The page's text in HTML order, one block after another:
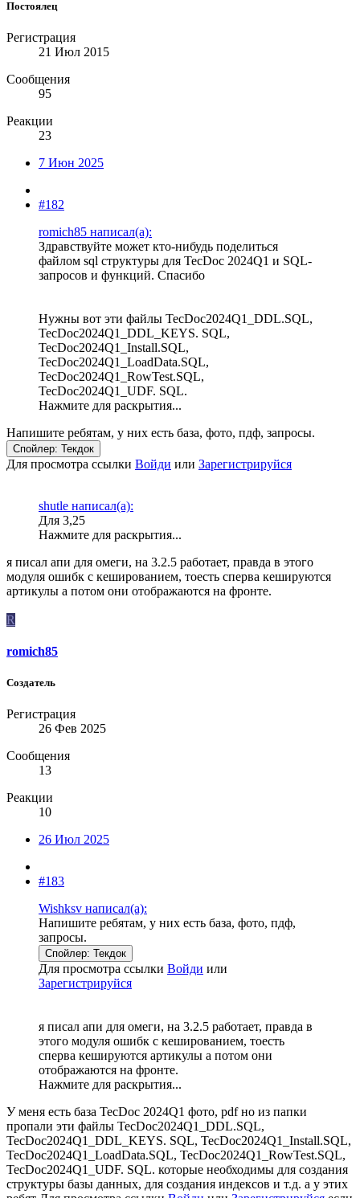
Постоялец
Регистрация
21 Июл 2015
Сообщения
95
Реакции
23
7 Июн 2025
#182
romich85 написал(а):
Здравствуйте может кто-нибудь поделиться
файлом sql структуры для TecDoc 2024Q1 и SQL-
запросов и функций. Спасибо
Нужны вот эти файлы TecDoc2024Q1_DDL.SQL,
TecDoc2024Q1_DDL_KEYS. SQL,
TecDoc2024Q1_Install.SQL,
TecDoc2024Q1_LoadData.SQL,
TecDoc2024Q1_RowTest.SQL,
TecDoc2024Q1_UDF. SQL.
Нажмите для раскрытия...
Напишите ребятам, у них есть база, фото, пдф, запросы.
Спойлер: Текдок
Для просмотра ссылки Войди или Зарегистрируйся
shutle написал(а):
Для 3,25
Нажмите для раскрытия...
я писал апи для омеги, на 3.2.5 работает, правда в этого
модуля ошибк с кешированием, тоесть сперва кешируются
артикулы а потом они отображаются на фронте.
R
romich85
Создатель
Регистрация
26 Фев 2025
Сообщения
13
Реакции
10
26 Июл 2025
#183
Wishksv написал(а):
Напишите ребятам, у них есть база, фото, пдф,
запросы.
Спойлер: Текдок
Для просмотра ссылки Войди или
Зарегистрируйся
я писал апи для омеги, на 3.2.5 работает, правда в
этого модуля ошибк с кешированием, тоесть
сперва кешируются артикулы а потом они
отображаются на фронте.
Нажмите для раскрытия...
У меня есть база TecDoc 2024Q1 фото, pdf но из папки
пропали эти файлы TecDoc2024Q1_DDL.SQL,
TecDoc2024Q1_DDL_KEYS. SQL, TecDoc2024Q1_Install.SQL,
TecDoc2024Q1_LoadData.SQL, TecDoc2024Q1_RowTest.SQL,
TecDoc2024Q1_UDF. SQL. которые необходимы для создания
структуры базы данных, для создания индексов и т.д. а у этих